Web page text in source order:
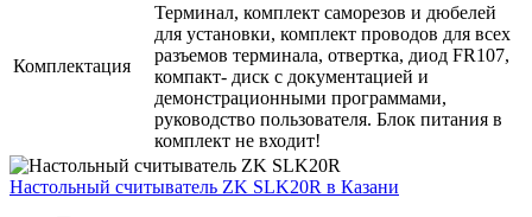
Комплектация
Терминал, комплект саморезов и дюбелей
для установки, комплект проводов для всех
разъемов терминала, отвертка, диод FR107,
компакт- диск с документацией и
демонстрационными программами,
руководство пользователя. Блок питания в
комплект не входит!
Настольный считыватель ZK SLK20R в Казани